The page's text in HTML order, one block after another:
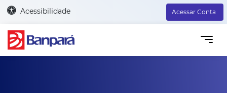
Acessibilidade Acessar Conta